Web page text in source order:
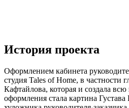
История проекта
Оформлением кабинета
студия Tales of Home, в частности
Кафтайлова, которая и создала
оформления стала картина